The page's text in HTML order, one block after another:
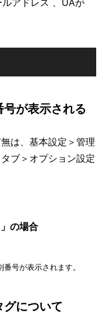
が表示される
は、基本設定＞管理
ブ＞オプション設定
の場合
号が表示されます。
グについて